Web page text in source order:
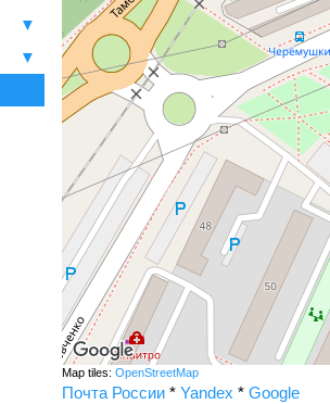
▼
▼
Map tiles: OpenStreetMap
Почта России * Yandex * Google